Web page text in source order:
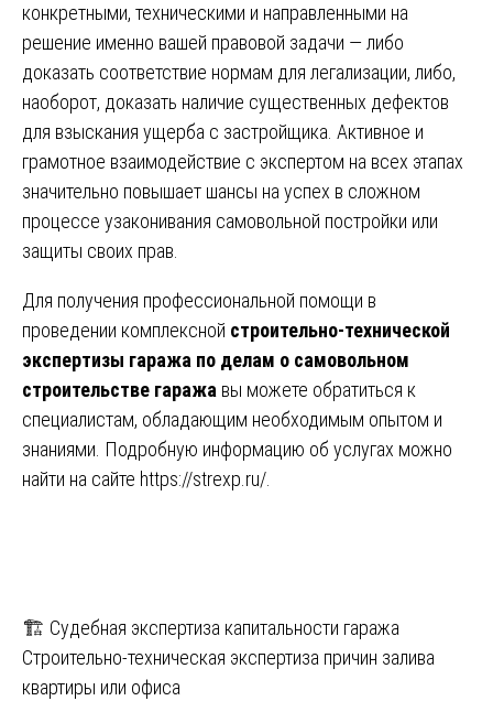
конкретными, техническими и направленными на
решение именно вашей правовой задачи — либо
доказать соответствие нормам для легализации, либо,
наоборот, доказать наличие существенных дефектов
для взыскания ущерба с застройщика. Активное и
грамотное взаимодействие с экспертом на всех этапах
значительно повышает шансы на успех в сложном
процессе узаконивания самовольной постройки или
защиты своих прав.
Для получения профессиональной помощи в
проведении комплексной строительно-технической
экспертизы гаража по делам о самовольном
строительстве гаража вы можете обратиться к
специалистам, обладающим необходимым опытом и
знаниями. Подробную информацию об услугах можно
найти на сайте https://strexp.ru/
Навигация
по
🏗️ Судебная экспертиза капитальности гаража
Строительно-техническая экспертиза причин залива
квартиры или офиса